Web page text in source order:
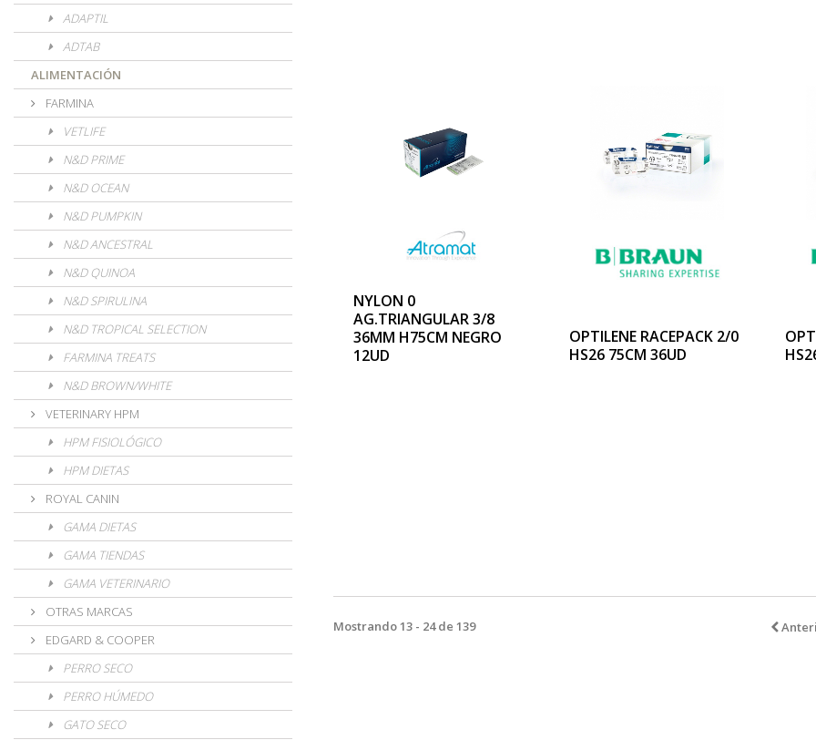
ADAPTIL
ADTAB
ALIMENTACIÓN
FARMINA
VETLIFE
N&D PRIME
N&D OCEAN
N&D PUMPKIN
N&D ANCESTRAL
N&D QUINOA
N&D SPIRULINA
N&D TROPICAL SELECTION
FARMINA TREATS
N&D BROWN/WHITE
VETERINARY HPM
HPM FISIOLÓGICO
HPM DIETAS
ROYAL CANIN
GAMA DIETAS
GAMA TIENDAS
GAMA VETERINARIO
OTRAS MARCAS
EDGARD & COOPER
PERRO SECO
PERRO HÚMEDO
GATO SECO
NYLON 0
AG.TRIANGULAR 3/8
36MM H75CM NEGRO
12UD
OPTILENE RACEPACK 2/0
HS26 75CM 36UD
Mostrando 13 - 24 de 139